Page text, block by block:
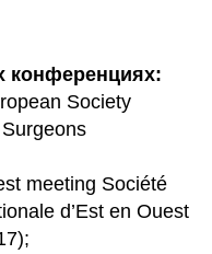
конференциях:
Society
meeting Société
d’Est en Ouest